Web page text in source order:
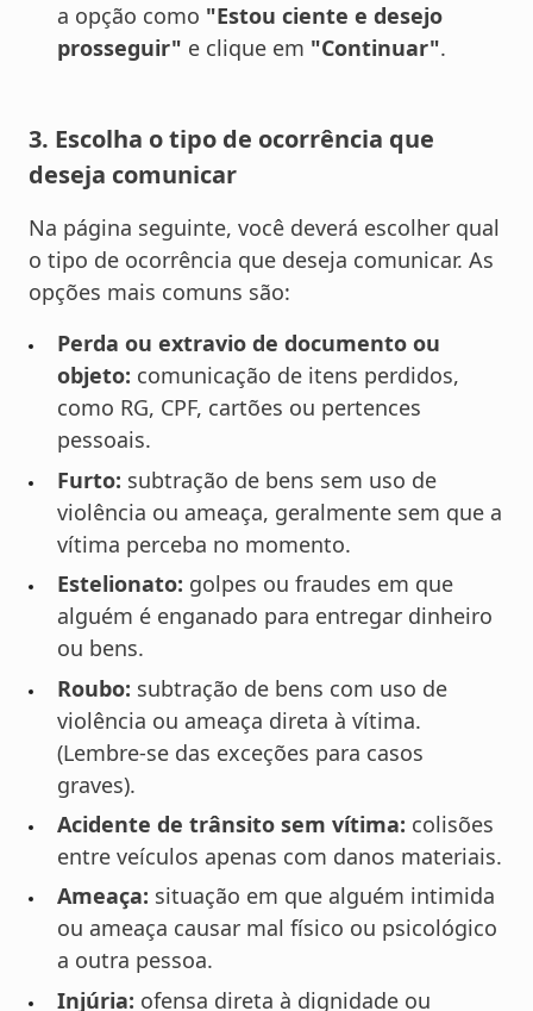
a opção como "Estou ciente e desejo
prosseguir" e clique em "Continuar".
3. Escolha o tipo de ocorrência que
deseja comunicar
Na página seguinte, você deverá escolher qual
o tipo de ocorrência que deseja comunicar. As
opções mais comuns são:
Perda ou extravio de documento ou
objeto: comunicação de itens perdidos,
como RG, CPF, cartões ou pertences
pessoais.
Furto: subtração de bens sem uso de
violência ou ameaça, geralmente sem que a
vítima perceba no momento.
Estelionato: golpes ou fraudes em que
alguém é enganado para entregar dinheiro
ou bens.
Roubo: subtração de bens com uso de
violência ou ameaça direta à vítima.
(Lembre-se das exceções para casos
graves).
Acidente de trânsito sem vítima: colisões
entre veículos apenas com danos materiais.
Ameaça: situação em que alguém intimida
ou ameaça causar mal físico ou psicológico
a outra pessoa.
Injúria: ofensa direta à dignidade ou